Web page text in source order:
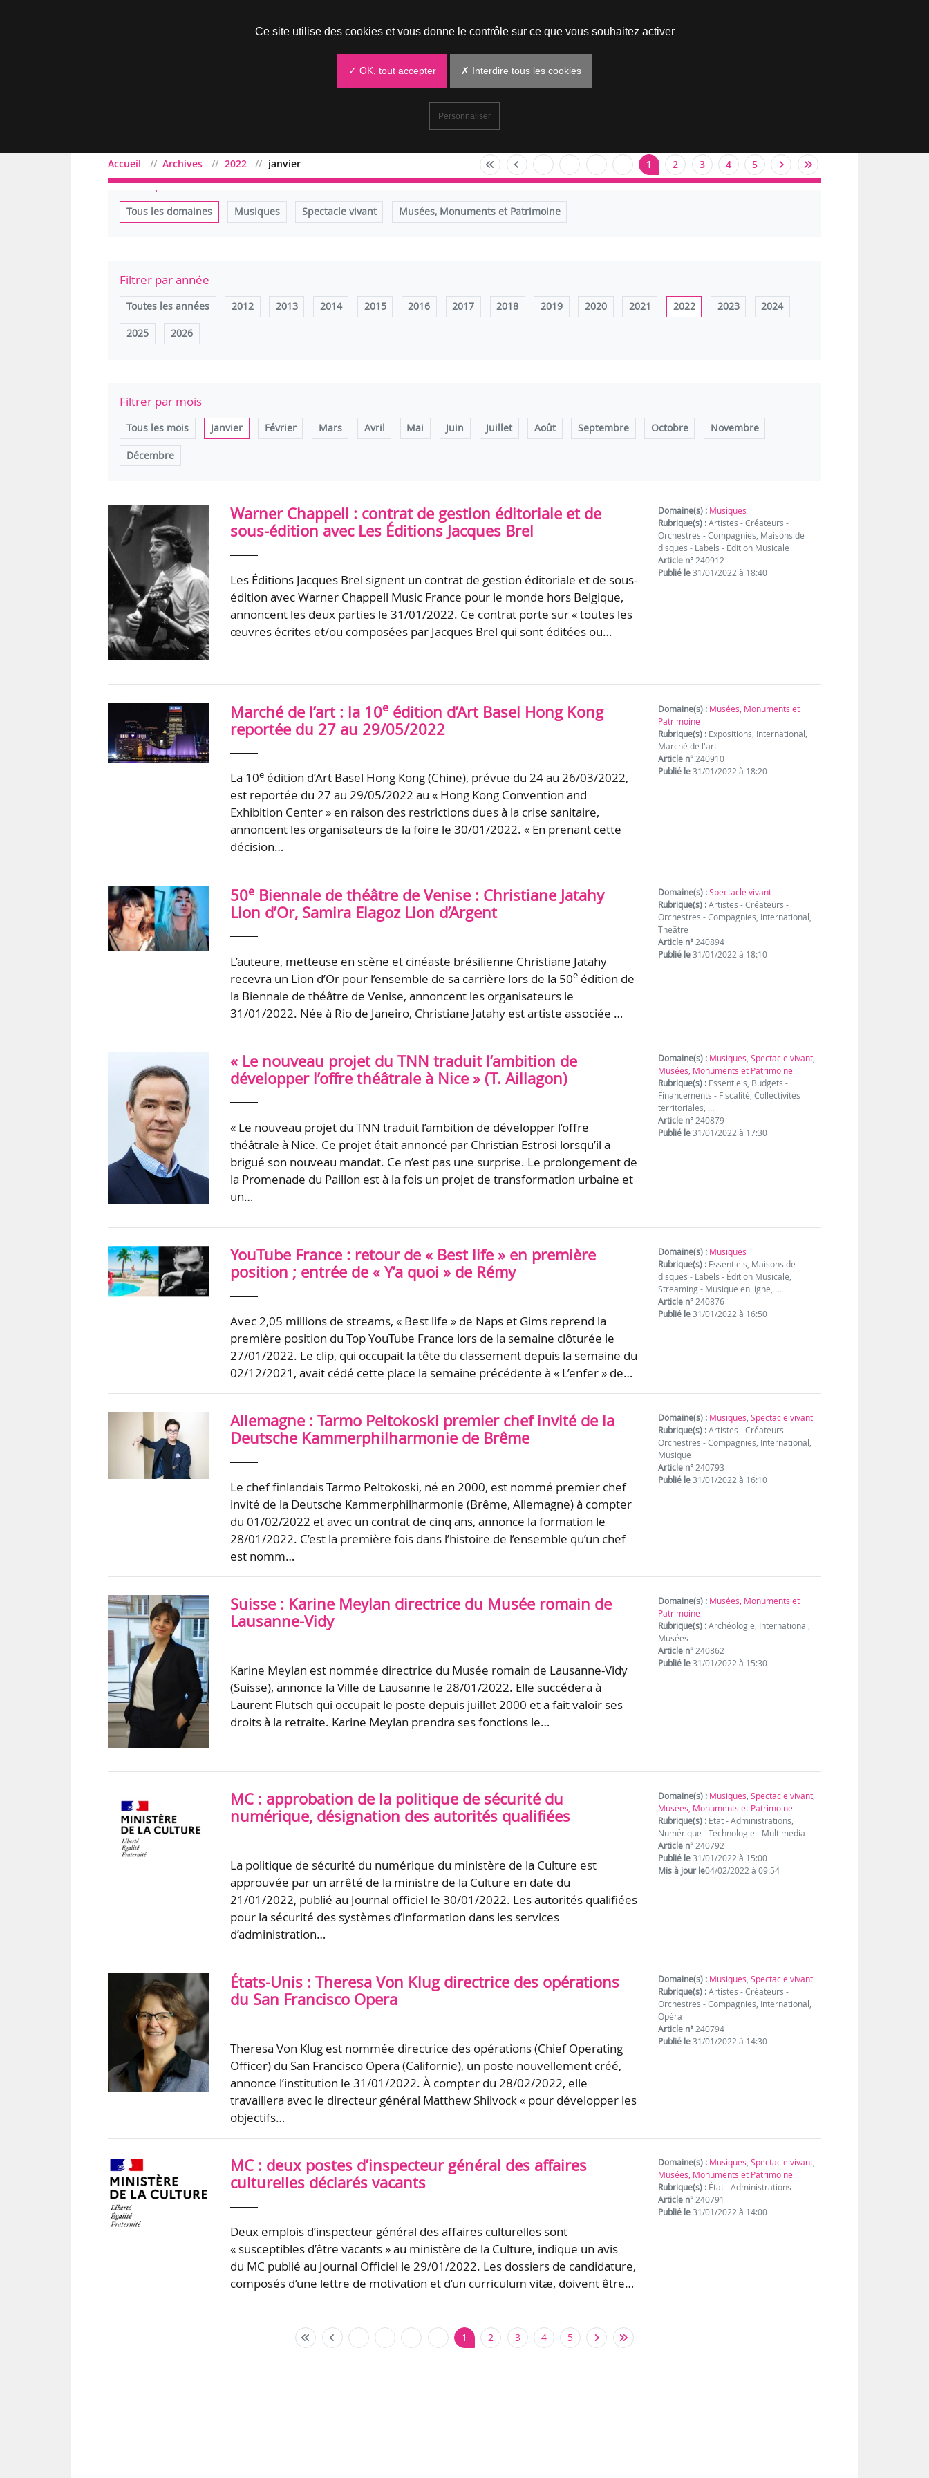
Accueil Archives 2022 janvier 1 2 3 4 5
Filtrer par domaine
Tous les domaines Musiques Spectacle vivant Musées, Monuments et Patrimoine
Filtrer par année
Toutes les années 2012 2013 2014 2015 2016 2017 2018 2019 2020 2021 2022 2023 2024
2025 2026
Filtrer par mois
Tous les mois Janvier Février Mars Avril Mai Juin Juillet Août Septembre Octobre Novembre
Décembre
Warner Chappell : contrat de gestion éditoriale et de
sous-édition avec Les Éditions Jacques Brel
Les Éditions Jacques Brel signent un contrat de gestion éditoriale et de sous-
édition avec Warner Chappell Music France pour le monde hors Belgique,
annoncent les deux parties le 31/01/2022. Ce contrat porte sur « toutes les
œuvres écrites et/ou composées par Jacques Brel qui sont éditées ou…
Domaine(s) : Musiques
Rubrique(s) :Artistes - Créateurs -
Orchestres - Compagnies, Maisons de
disques - Labels - Édition Musicale
Article n°240912
Publié le31/01/2022 à 18:40
Marché de l’art : la 10e édition d’Art Basel Hong Kong
reportée du 27 au 29/05/2022
La 10e édition d’Art Basel Hong Kong (Chine), prévue du 24 au 26/03/2022,
est reportée du 27 au 29/05/2022 au « Hong Kong Convention and
Exhibition Center » en raison des restrictions dues à la crise sanitaire,
annoncent les organisateurs de la foire le 30/01/2022. « En prenant cette
décision…
Domaine(s) : Musées, Monuments et
Patrimoine
Rubrique(s) : Expositions, International,
Marché de l'art
Article n°240910
Publié le31/01/2022 à 18:20
50e Biennale de théâtre de Venise : Christiane Jatahy
Lion d’Or, Samira Elagoz Lion d’Argent
L’auteure, metteuse en scène et cinéaste brésilienne Christiane Jatahy
recevra un Lion d’Or pour l’ensemble de sa carrière lors de la 50e édition de
la Biennale de théâtre de Venise, annoncent les organisateurs le
31/01/2022. Née à Rio de Janeiro, Christiane Jatahy est artiste associée …
Domaine(s) : Spectacle vivant
Rubrique(s) :Artistes - Créateurs -
Orchestres - Compagnies, International,
Théâtre
Article n°240894
Publié le31/01/2022 à 18:10
« Le nouveau projet du TNN traduit l’ambition de
développer l’offre théâtrale à Nice » (T. Aillagon)
« Le nouveau projet du TNN traduit l’ambition de développer l’offre
théâtrale à Nice. Ce projet était annoncé par Christian Estrosi lorsqu’il a
brigué son nouveau mandat. Ce n’est pas une surprise. Le prolongement de
la Promenade du Paillon est à la fois un projet de transformation urbaine et
un…
Domaine(s) : Musiques,Spectacle vivant,
Musées, Monuments et Patrimoine
Rubrique(s) : Essentiels, Budgets -
Financements - Fiscalité, Collectivités
territoriales, …
Article n°240879
Publié le31/01/2022 à 17:30
YouTube France : retour de « Best life » en première
position ; entrée de « Y’a quoi » de Rémy
Avec 2,05 millions de streams, « Best life » de Naps et Gims reprend la
première position du Top YouTube France lors de la semaine clôturée le
27/01/2022. Le clip, qui occupait la tête du classement depuis la semaine du
02/12/2021, avait cédé cette place la semaine précédente à « L’enfer » de…
Domaine(s) : Musiques
Rubrique(s) : Essentiels, Maisons de
disques - Labels - Édition Musicale,
Streaming - Musique en ligne, …
Article n°240876
Publié le31/01/2022 à 16:50
Allemagne : Tarmo Peltokoski premier chef invité de la
Deutsche Kammerphilharmonie de Brême
Le chef finlandais Tarmo Peltokoski, né en 2000, est nommé premier chef
invité de la Deutsche Kammerphilharmonie (Brême, Allemagne) à compter
du 01/02/2022 et avec un contrat de cinq ans, annonce la formation le
28/01/2022. C’est la première fois dans l’histoire de l’ensemble qu’un chef
est nomm…
Domaine(s) : Musiques,Spectacle vivant
Rubrique(s) :Artistes - Créateurs -
Orchestres - Compagnies, International,
Musique
Article n°240793
Publié le31/01/2022 à 16:10
Suisse : Karine Meylan directrice du Musée romain de
Lausanne-Vidy
Karine Meylan est nommée directrice du Musée romain de Lausanne-Vidy
(Suisse), annonce la Ville de Lausanne le 28/01/2022. Elle succédera à
Laurent Flutsch qui occupait le poste depuis juillet 2000 et a fait valoir ses
droits à la retraite. Karine Meylan prendra ses fonctions le…
Domaine(s) : Musées, Monuments et
Patrimoine
Rubrique(s) :Archéologie, International,
Musées
Article n°240862
Publié le31/01/2022 à 15:30
MC : approbation de la politique de sécurité du
numérique, désignation des autorités qualifiées
La politique de sécurité du numérique du ministère de la Culture est
approuvée par un arrêté de la ministre de la Culture en date du
21/01/2022, publié au Journal officiel le 30/01/2022. Les autorités qualifiées
pour la sécurité des systèmes d’information dans les services
d’administration…
Domaine(s) : Musiques,Spectacle vivant,
Musées, Monuments et Patrimoine
Rubrique(s) : État - Administrations,
Numérique - Technologie - Multimedia
Article n°240792
Publié le31/01/2022 à 15:00
Mis à jour le04/02/2022 à 09:54
États-Unis : Theresa Von Klug directrice des opérations
du San Francisco Opera
Theresa Von Klug est nommée directrice des opérations (Chief Operating
Officer) du San Francisco Opera (Californie), un poste nouvellement créé,
annonce l’institution le 31/01/2022. À compter du 28/02/2022, elle
travaillera avec le directeur général Matthew Shilvock « pour développer les
objectifs…
Domaine(s) : Musiques,Spectacle vivant
Rubrique(s) :Artistes - Créateurs -
Orchestres - Compagnies, International,
Opéra
Article n°240794
Publié le31/01/2022 à 14:30
MC : deux postes d’inspecteur général des affaires
culturelles déclarés vacants
Deux emplois d’inspecteur général des affaires culturelles sont
« susceptibles d’être vacants » au ministère de la Culture, indique un avis
du MC publié au Journal Officiel le 29/01/2022. Les dossiers de candidature,
composés d’une lettre de motivation et d’un curriculum vitæ, doivent être…
Domaine(s) : Musiques,Spectacle vivant,
Musées, Monuments et Patrimoine
Rubrique(s) : État - Administrations
Article n°240791
Publié le31/01/2022 à 14:00
1 2 3 4 5
Ce site utilise des cookies et vous donne le contrôle sur ce que vous souhaitez activer
✓ OK, tout accepter ✗ Interdire tous les cookies
Personnaliser